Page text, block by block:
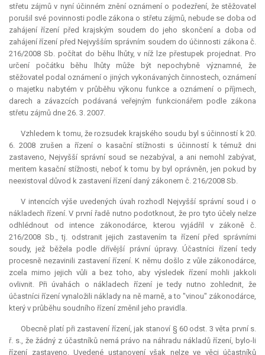
střetu zájmů v nyní účinném znění oznámení o podezření, že stěžovatel
porušil své povinnosti podle zákona o střetu zájmů, nebude se doba od
zahájení řízení před krajským soudem do jeho skončení a doba od
zahájení řízení před Nejvyšším správním soudem do účinnosti zákona č.
216/2008 Sb. počítat do běhu lhůty, v níž lze přestupek projednat. Pro
určení počátku běhu lhůty může být nepochybně významné, že
stěžovatel podal oznámení o jiných vykonávaných činnostech, oznámení
o majetku nabytém v průběhu výkonu funkce a oznámení o příjmech,
darech a závazcích podávaná veřejným funkcionářem podle zákona
střetu zájmů dne 26. 3. 2007.
Vzhledem k tomu, že rozsudek krajského soudu byl s účinností k 20.
6. 2008 zrušen a řízení o kasační stížnosti s účinností k témuž dni
zastaveno, Nejvyšší správní soud se nezabýval, a ani nemohl zabývat,
meritem kasační stížnosti, neboť k tomu by byl oprávněn, jen pokud by
neexistoval důvod k zastavení řízení daný zákonem č. 216/2008 Sb.
V intencích výše uvedených úvah rozhodl Nejvyšší správní soud i o
nákladech řízení. V první řadě nutno podotknout, že pro tyto účely nelze
odhlédnout od intence zákonodárce, kterou vyjádřil v zákoně č.
216/2008 Sb., tj. odstranit jejich zastavením ta řízení před správními
soudy, jež běžela podle dřívější právní úpravy. Účastníci řízení tedy
procesně nezavinili zastavení řízení. K němu došlo z vůle zákonodárce,
zcela mimo jejich vůli a bez toho, aby výsledek řízení mohli jakkoli
ovlivnit. Při úvahách o nákladech řízení je tedy nutno zohlednit, že
účastníci řízení vynaložili náklady na ně marně, a to "vinou" zákonodárce,
který v průběhu soudního řízení změnil jeho pravidla.
Obecně platí při zastavení řízení, jak stanoví § 60 odst. 3 věta první s.
ř. s., že žádný z účastníků nemá právo na náhradu nákladů řízení, bylo-li
řízení zastaveno. Uvedené ustanovení však nelze ve věci účastníků